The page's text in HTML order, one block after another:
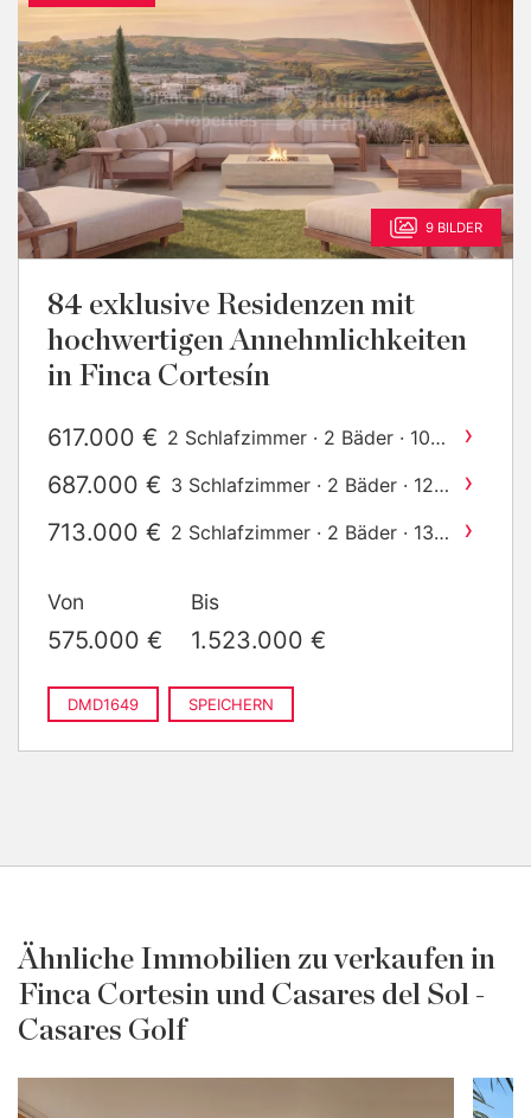
9 BILDER
84 exklusive Residenzen mit
hochwertigen Annehmlichkeiten
in Finca Cortesín
617.000 € 2 Schlafzimmer · 2 Bäder · 108
›
687.000 € 3 Schlafzimmer · 2 Bäder · 122
›
713.000 € 2 Schlafzimmer · 2 Bäder · 139
›
2gebaut
1.011.000 €
2 Schlafzimmer · 2 Bäder ·
155 m2gebaut
231 m2gebaut
Von
575.000 €
Bis
1.523.000 €
DMD1649 SPEICHERN
Ähnliche Immobilien zu verkaufen in
Finca Cortesin und Casares del Sol -
Casares Golf